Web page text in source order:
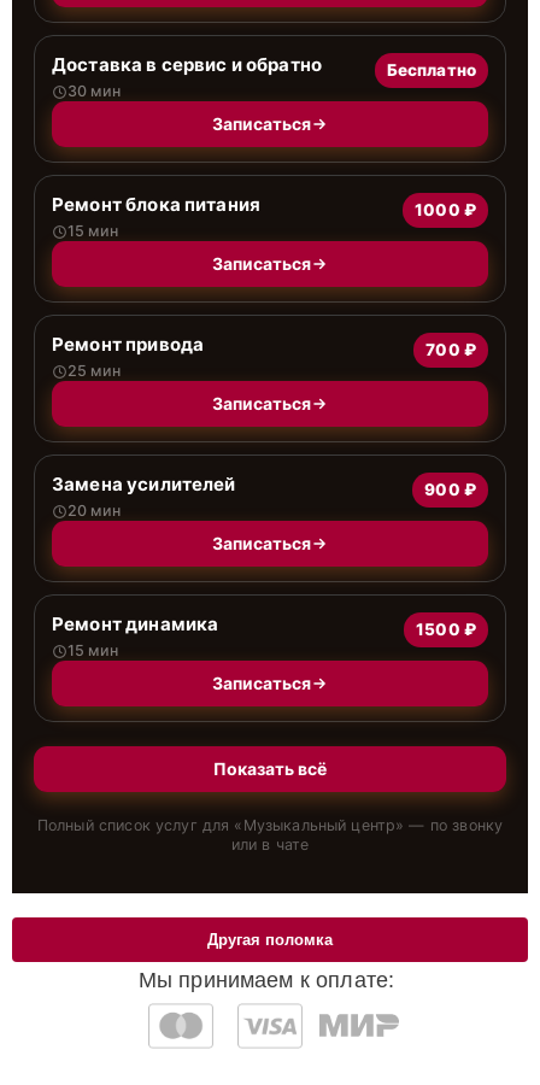
Доставка в сервис и обратно
30 мин
Бесплатно
Записаться
Ремонт блока питания
15 мин
1000 ₽
Записаться
Ремонт привода
25 мин
700 ₽
Записаться
Замена усилителей
20 мин
900 ₽
Записаться
Ремонт динамика
15 мин
1500 ₽
Записаться
Показать всё
Полный список услуг для « Музыкальный центр» — по звонку
или в чате
Мы принимаем к оплате:
Другая поломка